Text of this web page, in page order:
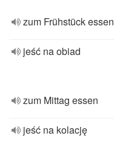
zum Frühstück essen
jeść na obiad
zum Mittag essen
jeść na kolację